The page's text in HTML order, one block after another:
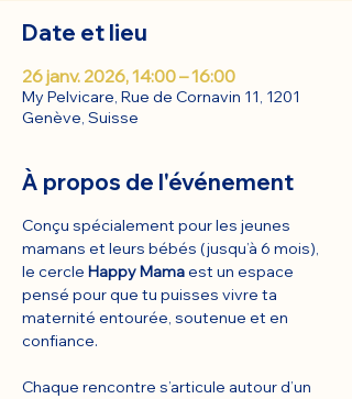
Date et lieu
26 janv. 2026, 14:00 – 16:00
My Pelvicare, Rue de Cornavin 11, 1201
Genève, Suisse
À propos de l'événement
Conçu spécialement pour les jeunes
mamans et leurs bébés (jusqu’à 6 mois),
le cercle Happy Mama est un espace
pensé pour que tu puisses vivre ta
maternité entourée, soutenue et en
confiance.
Chaque rencontre s’articule autour d’un